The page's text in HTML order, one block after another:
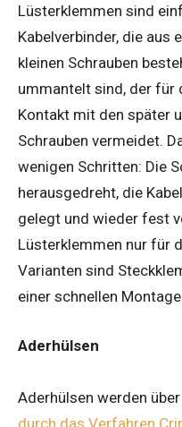
Lüsterklemmen sind
Kabelverbinder, die aus
kleinen Schrauben
ummantelt sind, der für
Kontakt mit den später
Schrauben vermeidet.
wenigen Schritten: Die
herausgedreht, die
gelegt und wieder fest
Lüsterklemmen nur für
Varianten sind
einer schnellen
Aderhülsen
Aderhülsen werden